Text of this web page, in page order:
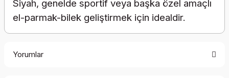
Siyah, genelde sportif veya başka özel amaçlı
el-parmak-bilek geliştirmek için idealdir.
Yorumlar